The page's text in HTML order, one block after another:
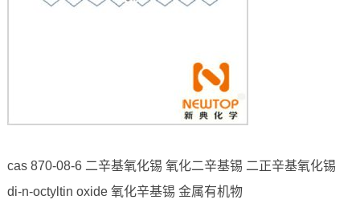
cas 870-08-6 二辛基氧化锡 氧化二辛基锡 二正辛基氧化锡
di-n-octyltin oxide 氧化辛基锡 金属有机物